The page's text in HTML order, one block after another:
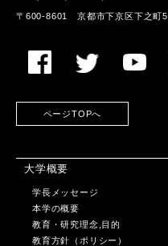
〒600-8601 京都市下京区下之町
ページTOPへ
大学概要
学長メッセージ
本学の概要
教育・研究理念,目的
教育方針（ポリシー）